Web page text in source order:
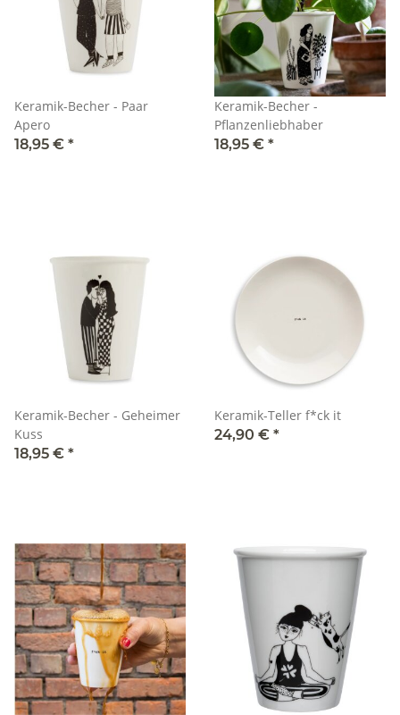
Keramik-Becher - Paar
Apero
18,95 € *
Keramik-Becher -
Pflanzenliebhaber
18,95 € *
Keramik-Becher - Geheimer
Kuss
18,95 € *
Keramik-Teller f*ck it
24,90 € *